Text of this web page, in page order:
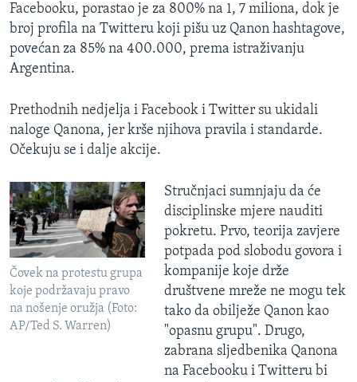
Facebooku, porastao je za 800% na 1, 7 miliona, dok je
broj profila na Twitteru koji pišu uz Qanon hashtagove,
povećan za 85% na 400.000, prema istraživanju
Argentina.
Prethodnih nedjelja i Facebook i Twitter su ukidali
naloge Qanona, jer krše njihova pravila i standarde.
Očekuju se i dalje akcije.
Čovek na protestu grupa
koje podržavaju pravo
na nošenje oružja (Foto:
AP/Ted S. Warren)
Stručnjaci sumnjaju da će
disciplinske mjere nauditi
pokretu. Prvo, teorija zavjere
potpada pod slobodu govora i
kompanije koje drže
društvene mreže ne mogu tek
tako da obilježe Qanon kao
"opasnu grupu". Drugo,
zabrana sljedbenika Qanona
na Facebooku i Twitteru bi